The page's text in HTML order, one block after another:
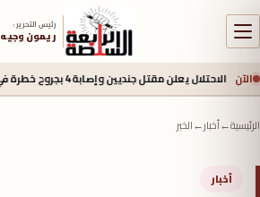
رئيس التحرير :
ريمون وجيه
الآن
مقتل جنديين وإصابة 4 بجروح خطرة في جنوب لبنان
الرئيسية←أخبار←الخبر
أخبار